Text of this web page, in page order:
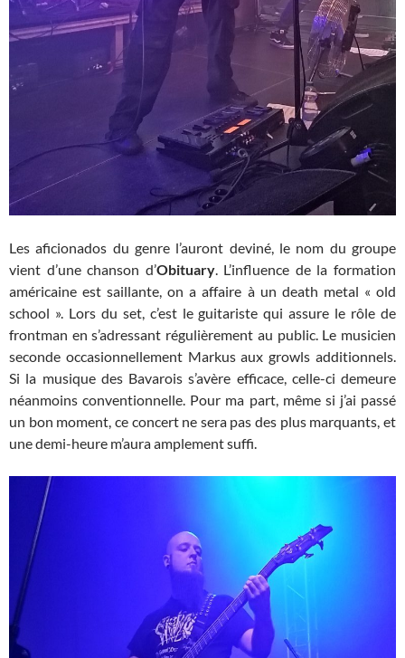
Les aficionados du genre l’auront deviné, le nom du groupe
vient d’une chanson d’Obituary. L’influence de la formation
américaine est saillante, on a affaire à un death metal « old
school ». Lors du set, c’est le guitariste qui assure le rôle de
frontman en s’adressant régulièrement au public. Le musicien
seconde occasionnellement Markus aux growls additionnels.
Si la musique des Bavarois s’avère efficace, celle-ci demeure
néanmoins conventionnelle. Pour ma part, même si j’ai passé
un bon moment, ce concert ne sera pas des plus marquants, et
une demi-heure m’aura amplement suffi.